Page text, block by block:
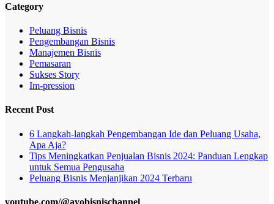
Category
Peluang Bisnis
Pengembangan Bisnis
Manajemen Bisnis
Pemasaran
Sukses Story
Im-pression
Recent Post
6 Langkah-langkah Pengembangan Ide dan Peluang Usaha,
Apa Aja?
Tips Meningkatkan Penjualan Bisnis 2024: Panduan Lengkap
untuk Semua Pengusaha
Peluang Bisnis Menjanjikan 2024 Terbaru
youtube.com/@ayobisnischannel